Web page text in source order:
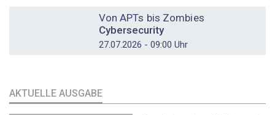
Von APTs bis Zombies
Cybersecurity
27.07.2026 - 09:00 Uhr
AKTUELLE AUSGABE